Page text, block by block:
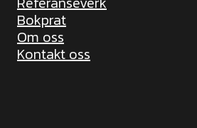
Bokprat
Om oss
Kontakt oss